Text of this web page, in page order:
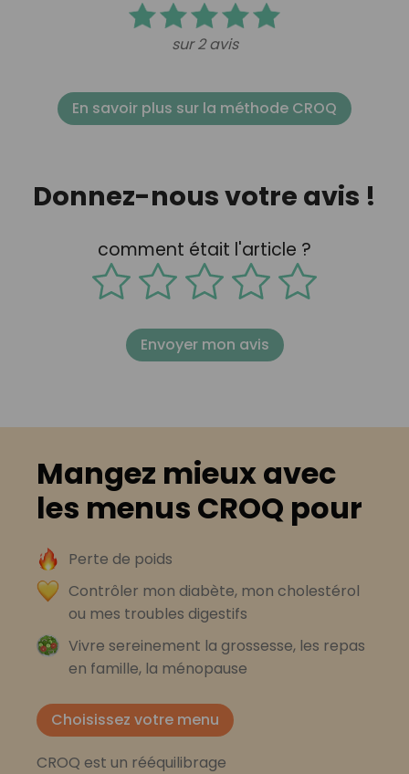
sur 2 avis
En savoir plus sur la méthode CROQ
Donnez-nous votre avis !
comment était l'article ?
Envoyer mon avis
Mangez mieux avec
les menus CROQ pour
Perte de poids
Contrôler mon diabète, mon cholestérol
ou mes troubles digestifs
Vivre sereinement la grossesse, les repas
en famille, la ménopause
Choisissez votre menu
CROQ est un rééquilibrage